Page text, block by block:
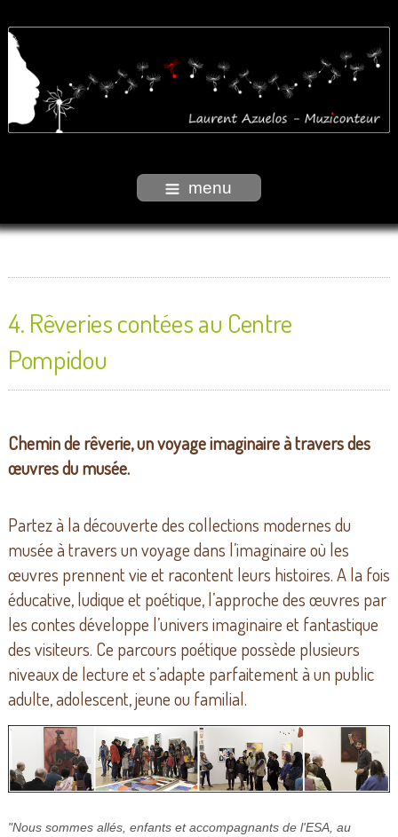
menu
4. Rêveries contées au Centre
Pompidou
Chemin de rêverie, un voyage imaginaire à travers des
œuvres du musée.
Partez à la découverte des collections modernes du
musée à travers un voyage dans l’imaginaire où les
œuvres prennent vie et racontent leurs histoires. A la fois
éducative, ludique et poétique, l’approche des œuvres par
les contes développe l’univers imaginaire et fantastique
des visiteurs. Ce parcours poétique possède plusieurs
niveaux de lecture et s’adapte parfaitement à un public
adulte, adolescent, jeune ou familial.
"Nous sommes allés, enfants et accompagnants de l'ESA, au